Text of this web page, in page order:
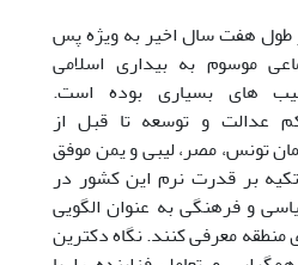
هفت سال اخیر به ویژه پس
موسوم به بیداری اسلامی
های بسیاری بوده است.
عدالت و توسعه تا قبل از
تونس، مصر، لیبی و یمن موفق
بر قدرت نرم این کشور در
و فرهنگی به عنوان الگویی
معرفی کنند. نگاه دکترین